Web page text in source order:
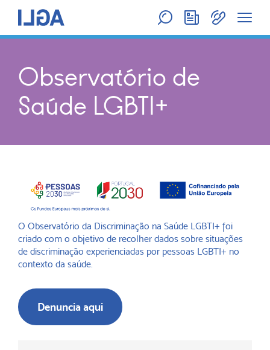
Observatório de
Saúde LGBTI+
O Observatório da Discriminação na Saúde LGBTI+ foi
criado com o objetivo de recolher dados sobre situações
de discriminação experienciadas por pessoas LGBTI+ no
contexto da saúde.
Denuncia aqui